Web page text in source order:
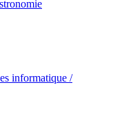
informatique /